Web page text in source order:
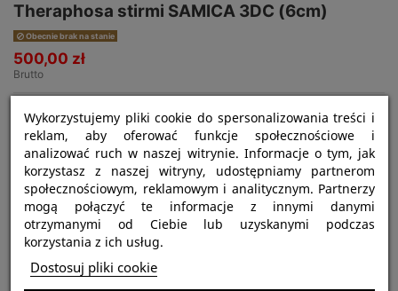
Theraphosa stirmi SAMICA 3DC (6cm)
Obecnie brak na stanie
500,00 zł
Brutto
Najważniejsze informacje:
Nazwa gatunku:
Wykorzystujemy pliki cookie do spersonalizowania treści i
reklam, aby oferować funkcje społecznościowe i
analizować ruch w naszej witrynie. Informacje o tym, jak
korzystasz z naszej witryny, udostępniamy partnerom
społecznościowym, reklamowym i analitycznym. Partnerzy
mogą połączyć te informacje z innymi danymi
otrzymanymi od Ciebie lub uzyskanymi podczas
korzystania z ich usług.
Dostosuj pliki cookie